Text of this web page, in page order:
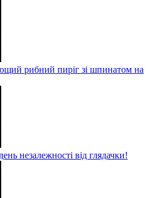
рибний пиріг зі шпинатом на
незалежності від глядачки!